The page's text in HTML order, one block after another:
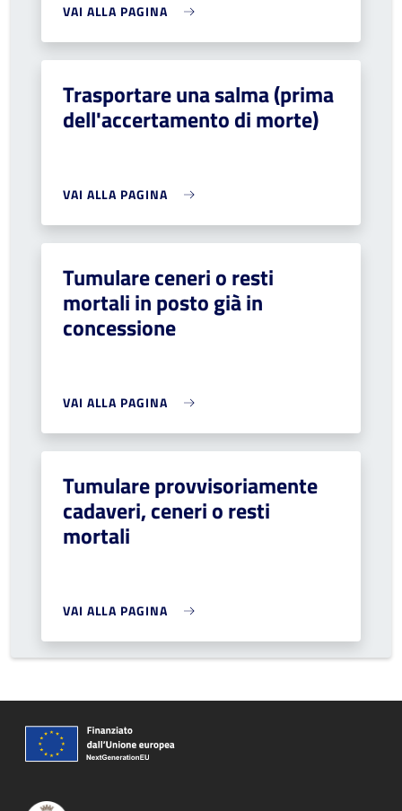
VAI ALLA PAGINA
Trasportare una salma (prima
dell'accertamento di morte)
VAI ALLA PAGINA
Tumulare ceneri o resti
mortali in posto già in
concessione
VAI ALLA PAGINA
Tumulare provvisoriamente
cadaveri, ceneri o resti
mortali
VAI ALLA PAGINA